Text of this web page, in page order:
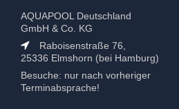
AQUAPOOL Deutschland
GmbH & Co. KG
Raboisenstraße 76,
25336 Elmshorn (bei Hamburg)
Besuche: nur nach vorheriger
Terminabsprache!